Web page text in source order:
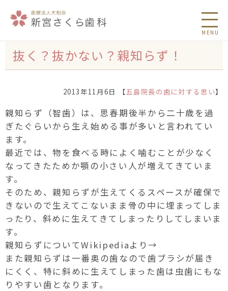
MENU
抜く？抜かない？親知らず！
2013年11月6日 【五島院長の歯に対する思い】
親知らず（智歯）は、思春期後半から二十歳を過
ぎたぐらいから生え始める事が多いと言われてい
ます。
最近では、物を食べる時によく噛むことが少なく
なってきたためか顎の小さい人が増えてきていま
す。
そのため、親知らずが生えてくるスペースが確保で
きないので生えてこないまま骨の中に埋まってしま
ったり、斜めに生えてきてしまったりしてしまいま
す。
親知らずについてWikipediaより→
また親知らずは一番奥の歯なので歯ブラシが届き
にくく、特に斜めに生えてしまった歯は虫歯にもな
りやすい歯となります。